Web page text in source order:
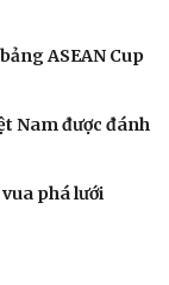
ASEAN Cup
Nam được đánh
phá lưới